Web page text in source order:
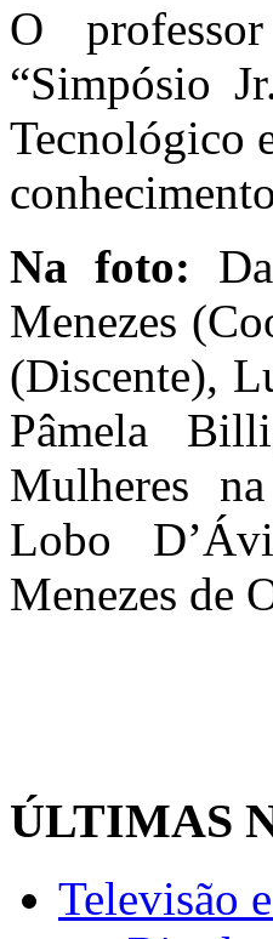
O
“Simpósio
Tecnológico
Na foto:
Menezes
(Discente),
Pâmela
Mulheres
Lobo
Menezes de
ÚLTIMAS
Televisão